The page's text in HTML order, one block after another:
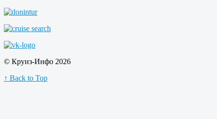
© Круиз-Инфо 2026
↑ Back to Top